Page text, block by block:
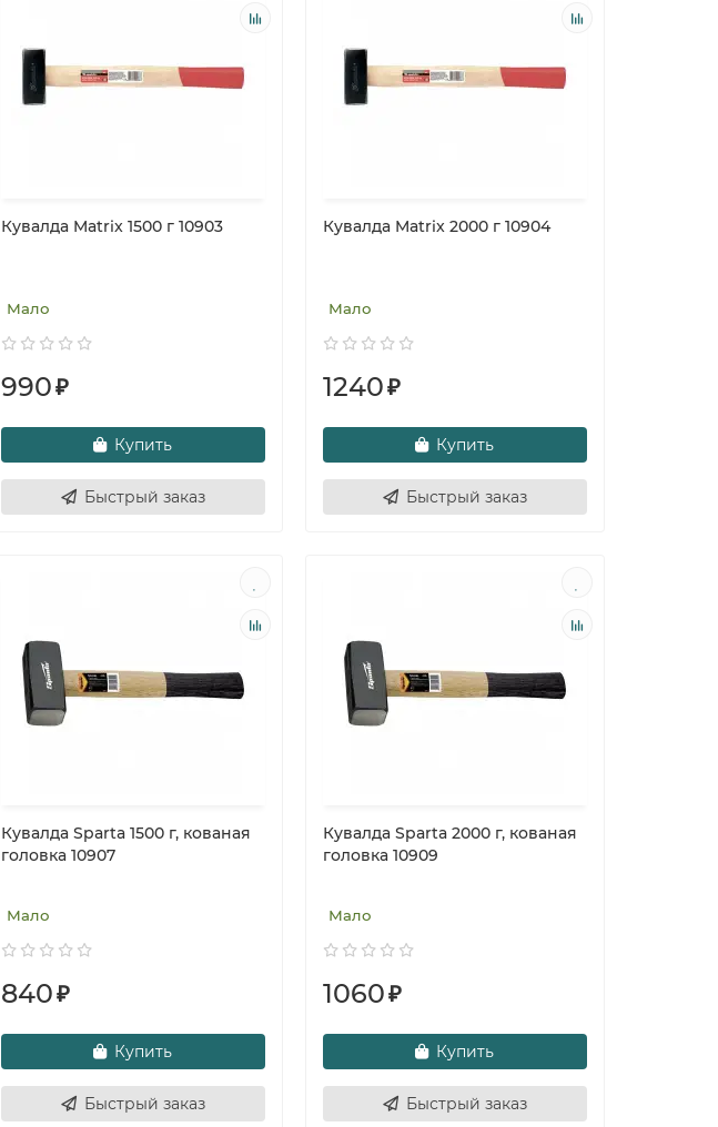
Кувалда Matrix 1500 г 10903
Мало
990₽
Купить
Быстрый заказ
Кувалда Matrix 2000 г 10904
Мало
1240₽
Купить
Быстрый заказ
Кувалда Sparta 1500 г, кованая
головка 10907
Мало
840₽
Купить
Быстрый заказ
Кувалда Sparta 2000 г, кованая
головка 10909
Мало
1060₽
Купить
Быстрый заказ